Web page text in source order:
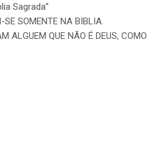
Sagrada”
SE SOMENTE NA BIBLIA.
ALGUEM QUE NÃO É DEUS, COMO